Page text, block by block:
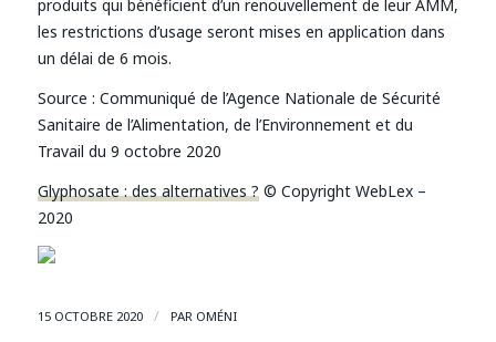
produits qui bénéficient d’un renouvellement de leur AMM,
les restrictions d’usage seront mises en application dans
un délai de 6 mois.
Source : Communiqué de l’Agence Nationale de Sécurité
Sanitaire de l’Alimentation, de l’Environnement et du
Travail du 9 octobre 2020
Glyphosate : des alternatives ?© Copyright WebLex –
2020
15 OCTOBRE 2020 / PAR OMÉNI